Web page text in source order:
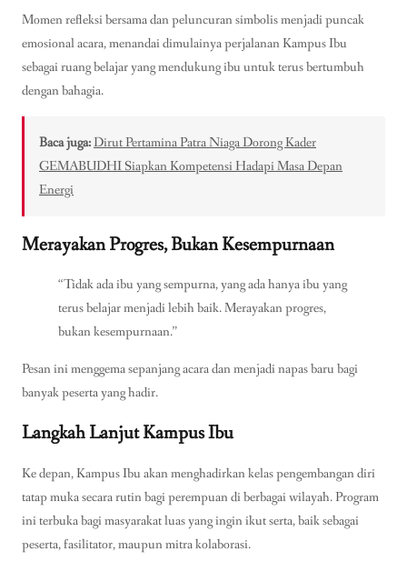
Momen refleksi bersama dan peluncuran simbolis menjadi puncak
emosional acara, menandai dimulainya perjalanan Kampus Ibu
sebagai ruang belajar yang mendukung ibu untuk terus bertumbuh
dengan bahagia.
Baca juga:Dirut Pertamina Patra Niaga Dorong Kader
GEMABUDHI Siapkan Kompetensi Hadapi Masa Depan
Energi
Merayakan Progres, Bukan Kesempurnaan
“Tidak ada ibu yang sempurna, yang ada hanya ibu yang
terus belajar menjadi lebih baik. Merayakan progres,
bukan kesempurnaan.”
Pesan ini menggema sepanjang acara dan menjadi napas baru bagi
banyak peserta yang hadir.
Langkah Lanjut Kampus Ibu
Ke depan, Kampus Ibu akan menghadirkan kelas pengembangan diri
tatap muka secara rutin bagi perempuan di berbagai wilayah. Program
ini terbuka bagi masyarakat luas yang ingin ikut serta, baik sebagai
peserta, fasilitator, maupun mitra kolaborasi.